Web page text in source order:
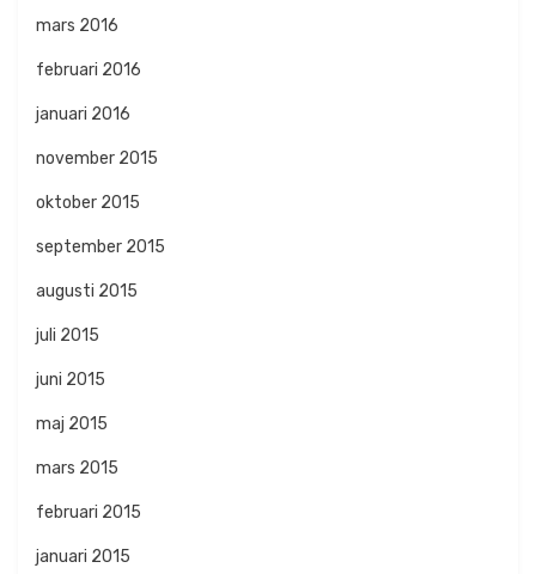
mars 2016
februari 2016
januari 2016
november 2015
oktober 2015
september 2015
augusti 2015
juli 2015
juni 2015
maj 2015
mars 2015
februari 2015
januari 2015